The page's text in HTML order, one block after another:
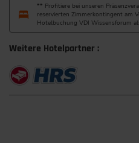
** Profitiere bei unseren
reservierten Zimmerkontingent am
Hotelbuchung VDI Wissensforum
Weitere Hotelpartner :